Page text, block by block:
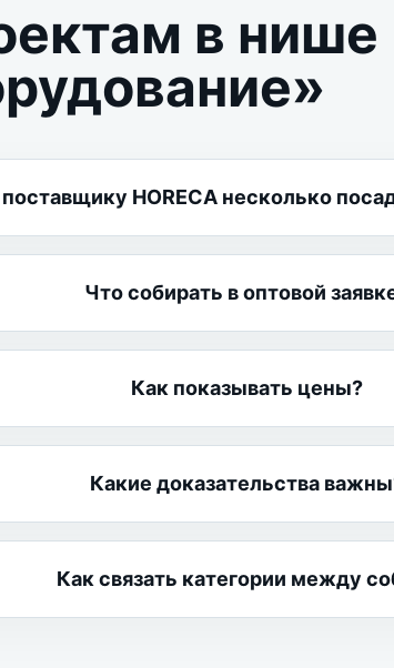
в нише
HORECA несколько
Что собирать в оптовой
Как показывать цены?
Какие доказательства
Как связать категории между